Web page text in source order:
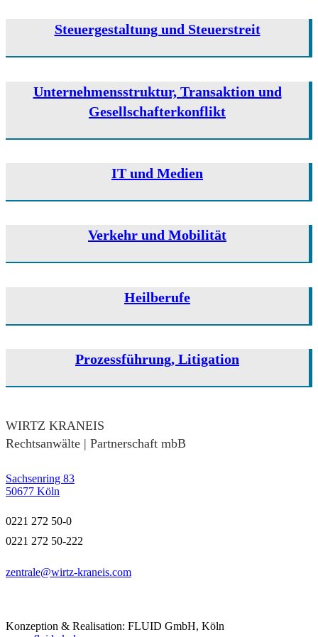
Steuergestaltung und Steuerstreit
Unternehmens­­­­struktur, Transaktion und
Gesellschafter­­­­konflikt
IT und Medien
Verkehr und Mobilität
Heilberufe
Prozessführung, Litigation
WIRTZ KRANEIS
Rechtsanwälte | Partnerschaft mbB
Sachsenring 83
50677 Köln
0221 272 50-0
0221 272 50-222
zentrale@wirtz-kraneis.com
Konzeption & Realisation: FLUID GmbH, Köln